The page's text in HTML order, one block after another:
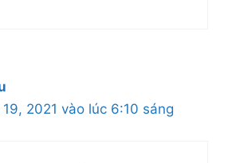
2021 vào lúc 6:10 sáng